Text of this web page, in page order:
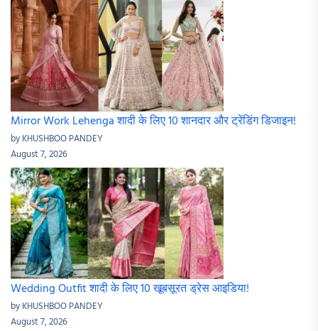
Mirror Work Lehenga शादी के लिए 10 शानदार और ट्रेंडिंग डिजाइन!
by KHUSHBOO PANDEY
August 7, 2026
Wedding Outfit शादी के लिए 10 खूबसूरत ड्रेस आइडिया!
by KHUSHBOO PANDEY
August 7, 2026